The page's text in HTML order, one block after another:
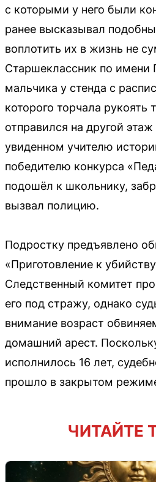
с которыми у него были
ранее высказывал
воплотить их в жизнь не
Старшеклассник по имени
мальчика у стенда с
которого торчала
отправился на другой
увиденном учителю
победителю конкурса
подошёл к школьнику,
вызвал полицию.
Подростку предъявлено
«Приготовление к
Следственный комитет
его под стражу, однако
внимание возраст
домашний арест.
исполнилось 16 лет,
прошло в закрытом
ЧИТАЙТЕ